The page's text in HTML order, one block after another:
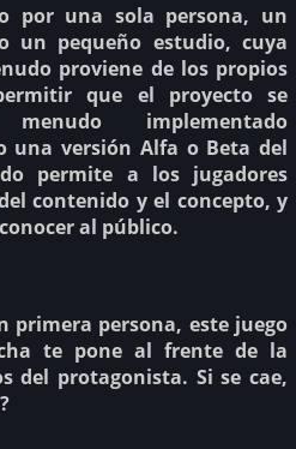
por una sola persona, un
un pequeño estudio, cuya
proviene de los propios
que el proyecto se
implementado
una versión Alfa o Beta del
permite a los jugadores
contenido y el concepto, y
al público.
primera persona, este juego
te pone al frente de la
del protagonista. Si se cae,